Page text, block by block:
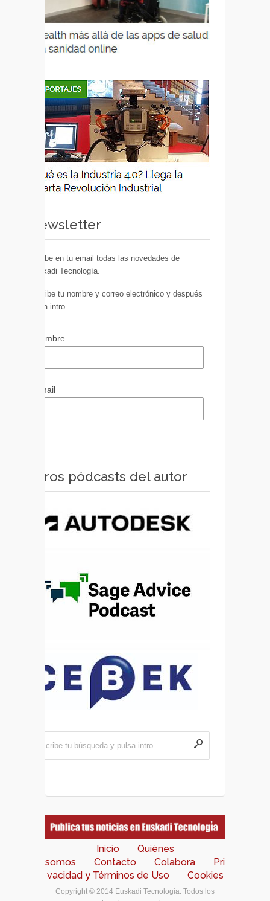
Newsletter
Recibe en tu email todas las novedades de
Euskadi Tecnología.
Escribe tu nombre y correo electrónico y después
pulsa intro.
Nombre
Email
Otros pódcasts del autor
Inicio
Quiénes
somos
Contacto Colabora
Pri
vacidad y Términos de Uso
Cookies
Copyright © 2014 Euskadi Tecnología. Todos los